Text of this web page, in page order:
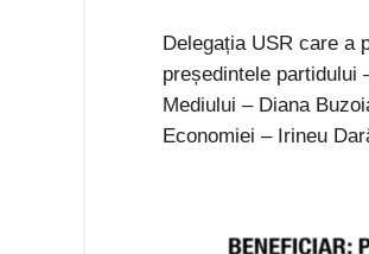
Delegația USR care a
președintele partidului
Mediului – Diana
Economiei – Irineu